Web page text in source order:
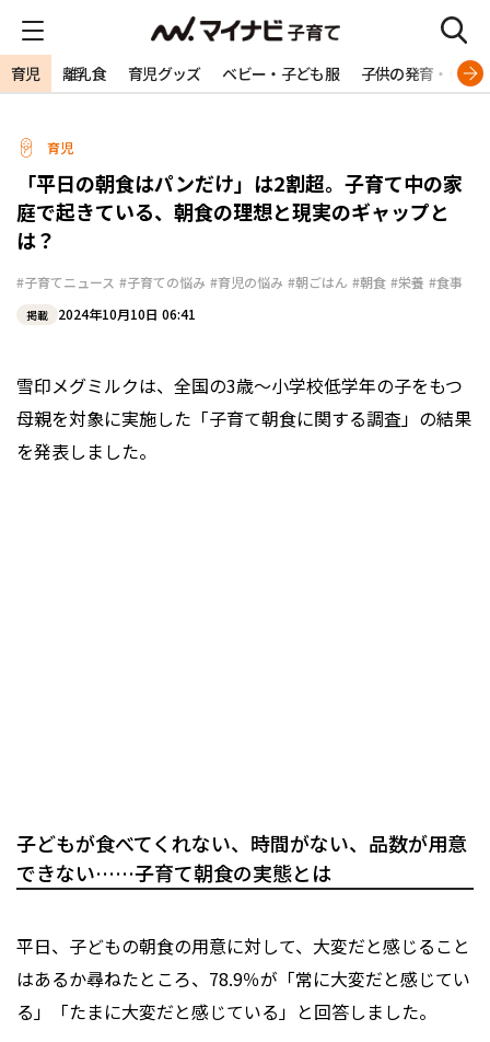
育児 離乳食 育児グッズ ベビー・子ども服 子供の発育・発達
育児
「平日の朝食はパンだけ」は2割超。子育て中の家
庭で起きている、朝食の理想と現実のギャップと
は？
#子育てニュース #子育ての悩み #育児の悩み #朝ごはん #朝食 #栄養 #食事
掲載 2024年10月10日 06:41
雪印メグミルクは、全国の3歳～小学校低学年の子をもつ
母親を対象に実施した「子育て朝食に関する調査」の結果
を発表しました。
子どもが食べてくれない、時間がない、品数が用意
できない……子育て朝食の実態とは
平日、子どもの朝食の用意に対して、大変だと感じること
はあるか尋ねたところ、78.9％が「常に大変だと感じてい
る」「たまに大変だと感じている」と回答しました。